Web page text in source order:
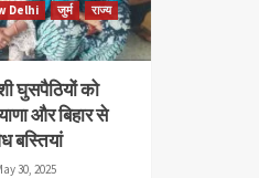
Delhi जुर्म
राज्य
घुसपैठियों को
और बिहार से
बस्तियां
30, 2025